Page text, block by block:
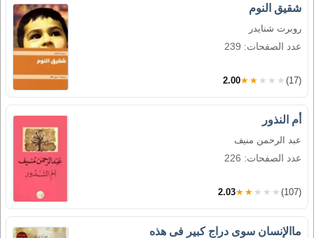
شقيق النوم
روبرت شنايدر
عدد الصفحات: 239
2.00★★★★★ (17)
أم النذور
عبد الرحمن منيف
عدد الصفحات: 226
2.03★★★★★ (107)
ماالإنسان سوى دراج كبير فى هذه